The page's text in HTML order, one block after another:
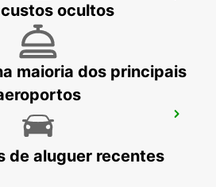
ocultos
maioria dos principais
de aluguer recentes